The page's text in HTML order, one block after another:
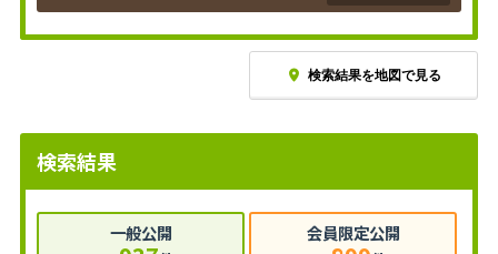
検索結果を地図で見る
検索結果
一般公開 会員限定公開